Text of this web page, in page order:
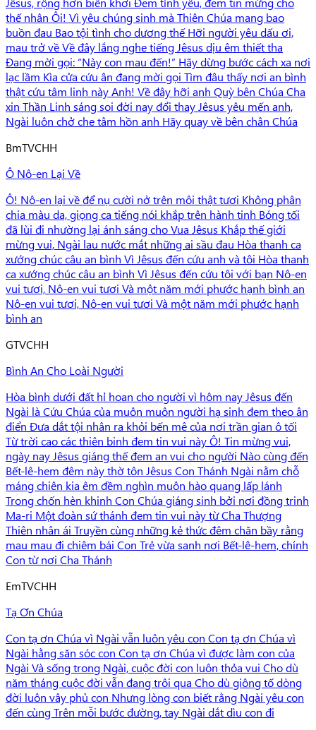
thế nhân Ôi! Vì yêu chúng sinh mà Thiên Chúa mang bao
buồn đau Bao tội tình cho dương thế Hỡi người yêu dấu ơi,
mau trở về Về đây lắng nghe tiếng Jêsus dịu êm thiết tha
Đang mời gọi: “Này con mau đến!” Hãy dừng bước cách xa nơi
lạc lầm Kìa cửa cứu ân đang mời gọi Tìm đâu thấy nơi an bình
thật cứu tâm linh này Anh! Về đây hỡi anh Quỳ bên Chúa Cha
xin Thần Linh sáng soi đời nay đổi thay Jêsus yêu mến anh,
Ngài luôn chở che tâm hồn anh Hãy quay về bên chân Chúa
BmTVCHH
Ô Nô-en Lại Về
Ô! Nô-en lại về để nụ cười nở trên môi thật tươi Không phân
chia màu da, giọng ca tiếng nói khắp trên hành tinh Bóng tối
đã lùi đi nhường lại ánh sáng cho Vua Jêsus Khắp thế giới
mừng vui, Ngài lau nước mắt những ai sầu đau Hòa thanh ca
xướng chúc câu an bình Vì Jêsus đến cứu anh và tôi Hòa thanh
ca xướng chúc câu an bình Vì Jêsus đến cứu tôi với bạn Nô-en
vui tươi, Nô-en vui tươi Và một năm mới phước hạnh bình an
Nô-en vui tươi, Nô-en vui tươi Và một năm mới phước hạnh
bình an
GTVCHH
Bình An Cho Loài Người
Hòa bình dưới đất hỉ hoan cho người vì hôm nay Jêsus đến
Ngài là Cứu Chúa của muôn muôn người hạ sinh đem theo ân
điển Đưa dắt tội nhân ra khỏi bến mê của nơi trần gian ô tối
Từ trời cao các thiên binh đem tin vui này Ô! Tin mừng vui,
ngày nay Jêsus giáng thế đem an vui cho người Nào cùng đến
Bết-lê-hem đêm này thờ tôn Jêsus Con Thánh Ngài nằm chỗ
máng chiên kia êm đềm nghìn muôn hào quang lấp lánh
Trong chốn hèn khinh Con Chúa giáng sinh bởi nơi đồng trinh
Ma-ri Một đoàn sứ thánh đem tin vui này từ Cha Thượng
Thiên nhân ái Truyền cùng những kẻ thức đêm chăn bầy rằng
mau mau đi chiêm bái Con Trẻ vừa sanh nơi Bết-lê-hem, chính
Con từ nơi Cha Thánh
EmTVCHH
Tạ Ơn Chúa
Con tạ ơn Chúa vì Ngài vẫn luôn yêu con Con tạ ơn Chúa vì
Ngài hằng săn sóc con Con tạ ơn Chúa vì được làm con của
Ngài Và sống trong Ngài, cuộc đời con luôn thỏa vui Cho dù
năm tháng cuộc đời vẫn đang trôi qua Cho dù giông tố dòng
đời luôn vây phủ con Nhưng lòng con biết rằng Ngài yêu con
đến cùng Trên mỗi bước đường, tay Ngài dắt dìu con đi